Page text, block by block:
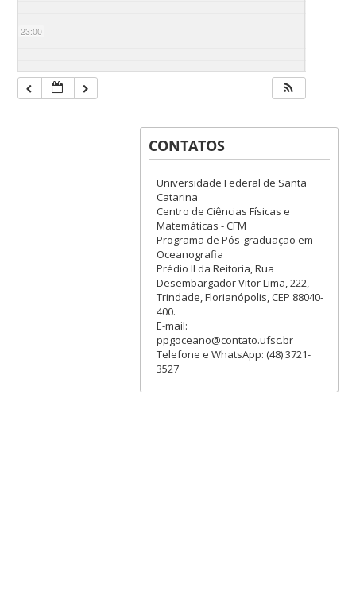
23:00
CONTATOS
Universidade Federal de Santa
Catarina
Centro de Ciências Físicas e
Matemáticas - CFM
Programa de Pós-graduação em
Oceanografia
Prédio II da Reitoria, Rua
Desembargador Vitor Lima, 222,
Trindade, Florianópolis, CEP 88040-
400.
E-mail:
ppgoceano@contato.ufsc.br
Telefone e WhatsApp: (48) 3721-
3527